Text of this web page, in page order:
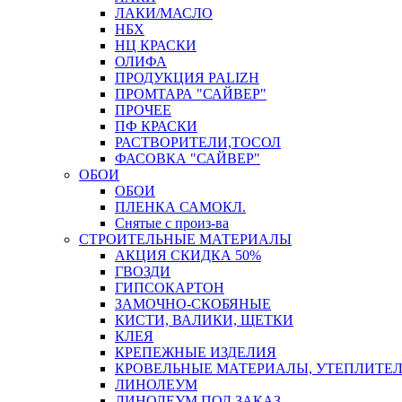
ЛАКИ/МАСЛО
НБХ
НЦ КРАСКИ
ОЛИФА
ПРОДУКЦИЯ PALIZH
ПРОМТАРА "САЙВЕР"
ПРОЧЕЕ
ПФ КРАСКИ
РАСТВОРИТЕЛИ,ТОСОЛ
ФАСОВКА "САЙВЕР"
ОБОИ
ОБОИ
ПЛЕНКА САМОКЛ.
Снятые с произ-ва
СТРОИТЕЛЬНЫЕ МАТЕРИАЛЫ
АКЦИЯ СКИДКА 50%
ГВОЗДИ
ГИПСОКАРТОН
ЗАМОЧНО-СКОБЯНЫЕ
КИСТИ, ВАЛИКИ, ЩЕТКИ
КЛЕЯ
КРЕПЕЖНЫЕ ИЗДЕЛИЯ
КРОВЕЛЬНЫЕ МАТЕРИАЛЫ,
ЛИНОЛЕУМ